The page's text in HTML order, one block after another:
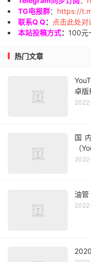
TG电报群： https://
联系Q Q：
点击此处对
本站投稿方式： 100元
热门文章
卓版
国
（
油管